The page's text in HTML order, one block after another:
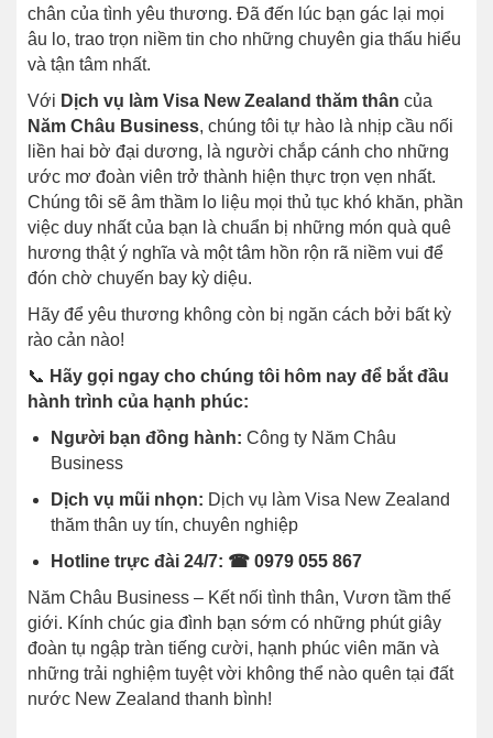
chân của tình yêu thương. Đã đến lúc bạn gác lại mọi
âu lo, trao trọn niềm tin cho những chuyên gia thấu hiểu
và tận tâm nhất.
Với Dịch vụ làm Visa New Zealand thăm thân của
Năm Châu Business, chúng tôi tự hào là nhịp cầu nối
liền hai bờ đại dương, là người chắp cánh cho những
ước mơ đoàn viên trở thành hiện thực trọn vẹn nhất.
Chúng tôi sẽ âm thầm lo liệu mọi thủ tục khó khăn, phần
việc duy nhất của bạn là chuẩn bị những món quà quê
hương thật ý nghĩa và một tâm hồn rộn rã niềm vui để
đón chờ chuyến bay kỳ diệu.
Hãy để yêu thương không còn bị ngăn cách bởi bất kỳ
rào cản nào!
📞 Hãy gọi ngay cho chúng tôi hôm nay để bắt đầu
hành trình của hạnh phúc:
Người bạn đồng hành: Công ty Năm Châu
Business
Dịch vụ mũi nhọn: Dịch vụ làm Visa New Zealand
thăm thân uy tín, chuyên nghiệp
Hotline trực đài 24/7: ☎ 0979 055 867
Năm Châu Business – Kết nối tình thân, Vươn tầm thế
giới. Kính chúc gia đình bạn sớm có những phút giây
đoàn tụ ngập tràn tiếng cười, hạnh phúc viên mãn và
những trải nghiệm tuyệt vời không thể nào quên tại đất
nước New Zealand thanh bình!